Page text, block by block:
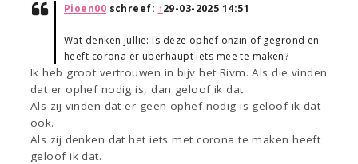
Pioen00 schreef: ↑29-03-2025 14:51
Wat denken jullie: Is deze ophef onzin of gegrond en
heeft corona er überhaupt iets mee te maken?
Ik heb groot vertrouwen in bijv het Rivm. Als die vinden
dat er ophef nodig is, dan geloof ik dat.
Als zij vinden dat er geen ophef nodig is geloof ik dat
ook.
Als zij denken dat het iets met corona te maken heeft
geloof ik dat.